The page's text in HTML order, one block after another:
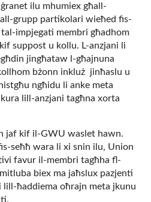
ilu mhumiex għall-
grupp partikolari wieħed fis-
impjegati membri għadhom
suppost u kollu. L-anzjani li
jingħataw l-għajnuna
bżonn inkluż jinħaslu u
ngħidu li anke meta
lill-anzjani tagħna xorta
jaf kif il-GWU waslet hawn.
seħħ wara li xi snin ilu, Union
favur il-membri tagħha fl-
biex ma jaħslux pazjenti
ħaddiema oħrajn meta jkunu